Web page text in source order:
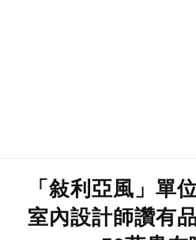
「敍利亞風」單
室內設計師讚有